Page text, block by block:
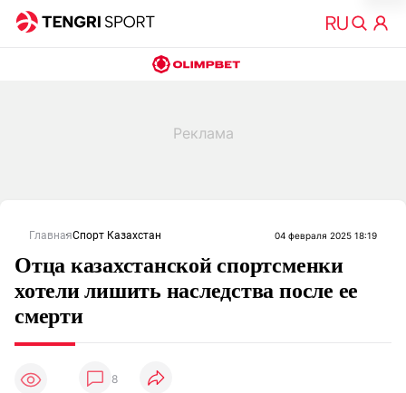
ГлавнаяСпорт Казахстан 04 февраля 2025 18:19
Отца казахстанской спортсменки
хотели лишить наследства после ее
смерти
8